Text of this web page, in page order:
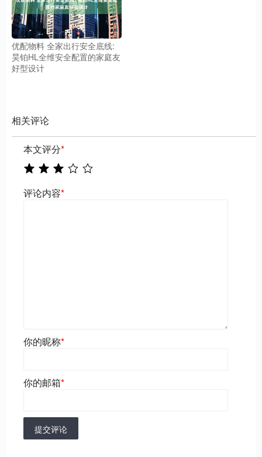
优配物料 全家出行安全底线:
昊铂HL全维安全配置的家庭友
好型设计
相关评论
本文评分*
评论内容*
你的昵称*
你的邮箱*
提交评论